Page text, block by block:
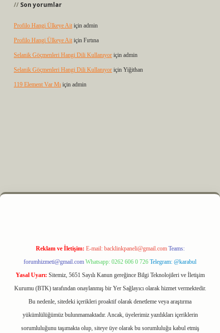
Son yorumlar
Profilo Hangi Ülkeye Ait için admin
Profilo Hangi Ülkeye Ait için Fırtına
Selanik Göçmenleri Hangi Dili Kullanıyor için admin
Selanik Göçmenleri Hangi Dili Kullanıyor için Yiğithan
119 Element Var Mı için admin
elexbet
Reklam ve İletişim: E-mail: backlinkpaneli@gmail.com Teams:
forumhizmeti@gmail.com Whatsapp: 0262 606 0 726 Telegram: @karabul
Yasal Uyarı: Sitemiz, 5651 Sayılı Kanun gereğince Bilgi Teknolojileri ve İletişim
Kurumu (BTK) tarafından onaylanmış bir Yer Sağlayıcı olarak hizmet vermektedir.
Bu nedenle, sitedeki içerikleri proaktif olarak denetleme veya araştırma
yükümlülüğümüz bulunmamaktadır. Ancak, üyelerimiz yazdıkları içeriklerin
sorumluluğunu taşımakta olup, siteye üye olarak bu sorumluluğu kabul etmiş